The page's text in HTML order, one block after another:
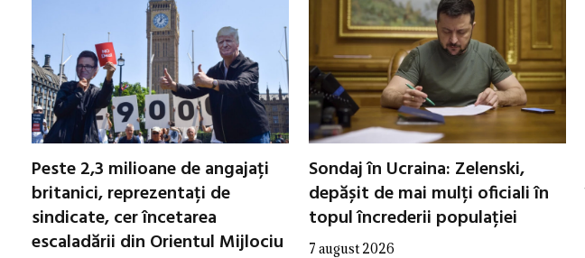
Peste 2,3 milioane de angajați
britanici, reprezentați de
sindicate, cer încetarea
escaladării din Orientul Mijlociu
Sondaj în Ucraina: Zelenski,
depășit de mai mulți oficiali în
topul încrederii populației
7 august 2026